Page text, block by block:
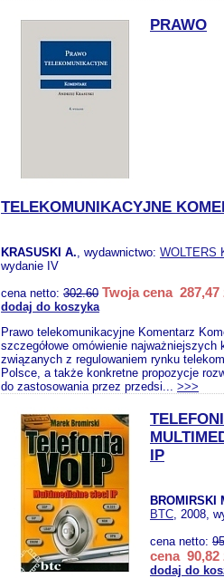
PRAWO
TELEKOMUNIKACYJNE
KRASUSKI A., wydawnictwo: WOLTERS
wydanie IV
cena netto: 302.60 Twoja cena 287,47
dodaj do koszyka
Prawo telekomunikacyjne Komentarz
szczegółowe omówienie najważniejszych
związanych z regulowaniem rynku
Polsce, a także konkretne propozycje
do zastosowania przez przedsi... >>>
IP
BROMIRSKI
BTC, 2008,
cena netto:
cena 90,82
dodaj do